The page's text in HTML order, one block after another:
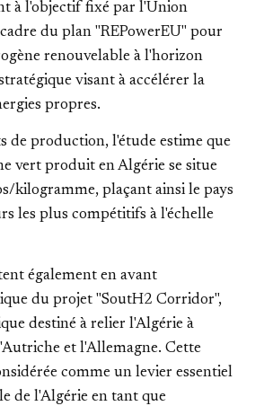
à l'objectif fixé par l'Union
du plan "REPowerEU" pour
renouvelable à l'horizon
visant à accélérer la
propres.
de production, l'étude estime que
vert produit en Algérie se situe
kilogramme, plaçant ainsi le pays
les plus compétitifs à l'échelle
également en avant
du projet "SoutH2 Corridor",
destiné à relier l'Algérie à
et l'Allemagne. Cette
comme un levier essentiel
de l'Algérie en tant que